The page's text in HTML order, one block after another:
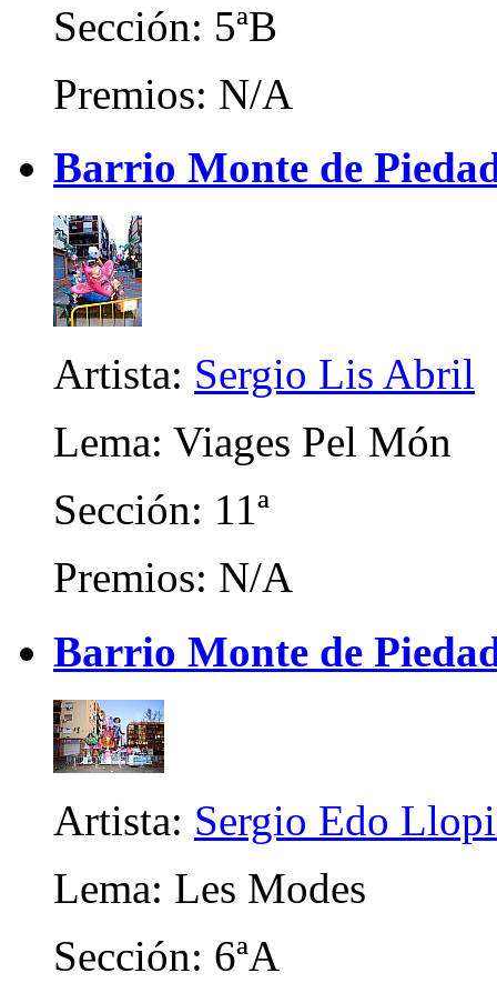
Sección: 5ªB
Premios: N/A
Barrio Monte de
Artista: Sergio Lis Abril
Lema: Viages Pel Món
Sección: 11ª
Premios: N/A
Barrio Monte de
Artista: Sergio Edo
Lema: Les Modes
Sección: 6ªA